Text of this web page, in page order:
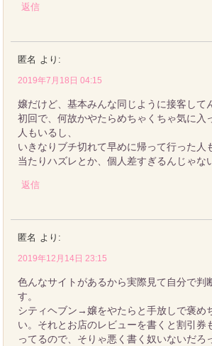
返信
匿名 より:
2019年7月18日 04:15
嬢だけど、基本みんな同じように接客して
初回で、何故かやたらめちゃくちゃ気に入
人もいるし、
いきなりブチ切れて早めに帰って行った人
当たりハズレとか、個人差すぎるんじゃな
返信
匿名 より:
2019年12月14日 23:15
色んなサイトがあるから実際見て自分で判
す。
シティヘブン→嬢をやたらと手放しで褒め
い。それとお店のレビューを書くと割引券
ってるので、そりゃ悪く書く奴いないだろ